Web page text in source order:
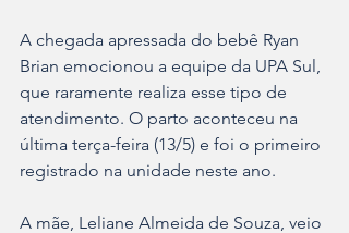
A chegada apressada do bebê Ryan
Brian emocionou a equipe da UPA Sul,
que raramente realiza esse tipo de
atendimento. O parto aconteceu na
última terça-feira (13/5) e foi o primeiro
registrado na unidade neste ano.
A mãe, Leliane Almeida de Souza, veio